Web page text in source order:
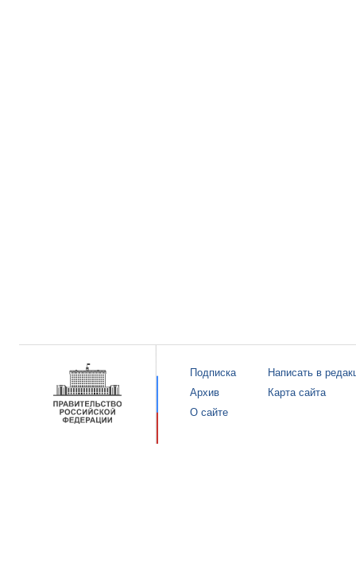
Подписка
Архив
О сайте
Написать в
Карта сайта